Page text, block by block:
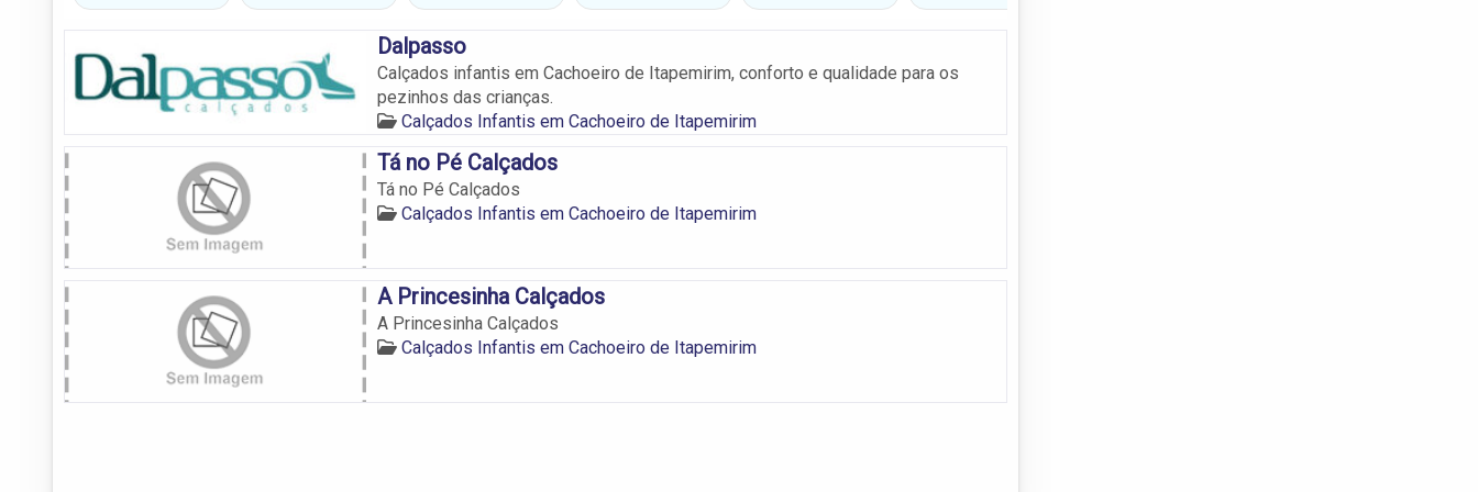
Dalpasso
Calçados infantis em Cachoeiro de Itapemirim, conforto e qualidade para os
pezinhos das crianças.
Calçados Infantis em Cachoeiro de Itapemirim
Tá no Pé Calçados
Tá no Pé Calçados
Calçados Infantis em Cachoeiro de Itapemirim
A Princesinha Calçados
A Princesinha Calçados
Calçados Infantis em Cachoeiro de Itapemirim